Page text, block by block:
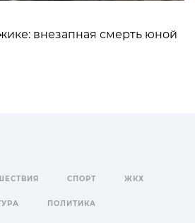
внезапная смерть юной
СПОРТ ЖКХ
ПОЛИТИКА